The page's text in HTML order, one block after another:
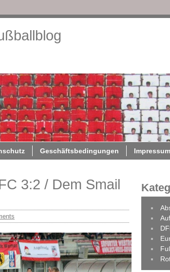
Geschäftsbedingungen Impressum
3:2 / Dem Smail